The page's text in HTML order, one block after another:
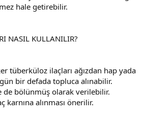
hale getirebilir.
NASIL KULLANILIR?
tüberküloz ilaçları ağızdan hap yada
bir defada topluca alınabilir.
de bölünmüş olarak verilebilir.
karnına alınması önerilir.